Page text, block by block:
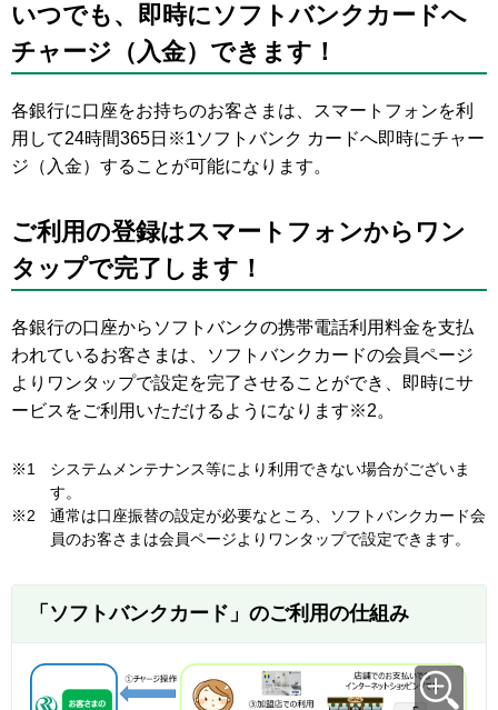
いつでも、即時にソフトバンクカードへ
チャージ（入金）できます！
各銀行に口座をお持ちのお客さまは、スマートフォンを利
用して24時間365日※1ソフトバンク カードへ即時にチャー
ジ（入金）することが可能になります。
ご利用の登録はスマートフォンからワン
タップで完了します！
各銀行の口座からソフトバンクの携帯電話利用料金を支払
われているお客さまは、ソフトバンクカードの会員ページ
よりワンタップで設定を完了させることができ、即時にサ
ービスをご利用いただけるようになります※2。
※1
システムメンテナンス等により利用できない場合がございま
す。
※2
通常は口座振替の設定が必要なところ、ソフトバンクカード会
員のお客さまは会員ページよりワンタップで設定できます。
「ソフトバンクカード」のご利用の仕組み